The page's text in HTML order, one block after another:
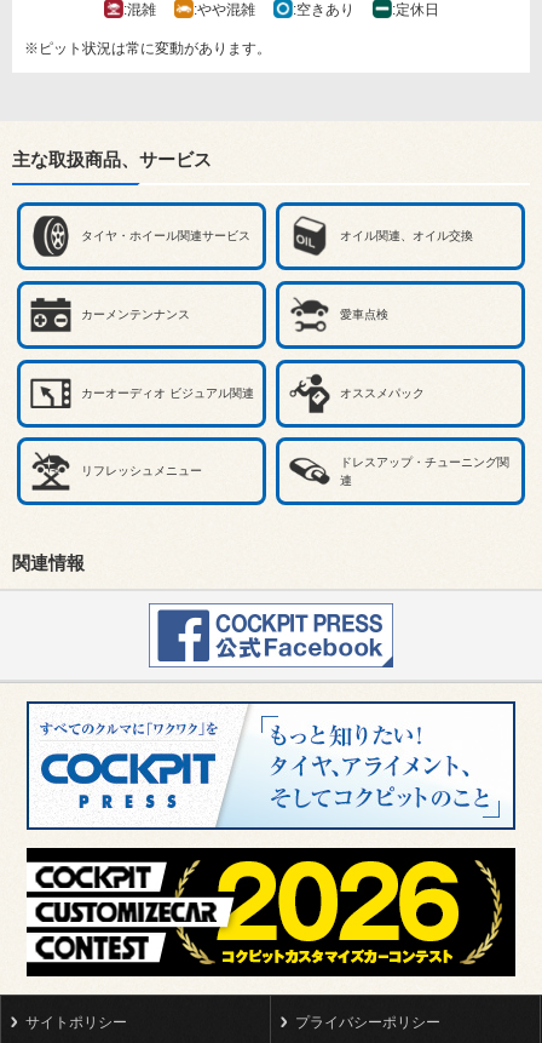
:混雑 :やや混雑 :空きあり :定休日
※ピット状況は常に変動があります。
主な取扱商品、サービス
タイヤ・ホイール関連サービス オイル関連、オイル交換
カーメンテンナンス 愛車点検
カーオーディオ ビジュアル関連 オススメパック
リフレッシュメニュー
ドレスアップ・チューニング関
連
関連情報
サイトポリシー プライバシーポリシー